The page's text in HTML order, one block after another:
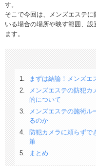
す。
そこで今回は、メンズエステ
いる場合の場所や映す範囲、
ます。
まずは結論！メンズエ
メンズエステの防犯カ
的について
メンズエステの施術ル
るのか
防犯カメラに頼らずで
策
まとめ